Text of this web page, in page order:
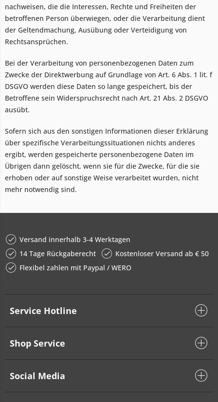
nachweisen, die die Interessen, Rechte und Freiheiten der
betroffenen Person überwiegen, oder die Verarbeitung dient
der Geltendmachung, Ausübung oder Verteidigung von
Rechtsansprüchen.
Bei der Verarbeitung von personenbezogenen Daten zum
Zwecke der Direktwerbung auf Grundlage von Art. 6 Abs. 1 lit. f
DSGVO werden diese Daten so lange gespeichert, bis der
Betroffene sein Widerspruchsrecht nach Art. 21 Abs. 2 DSGVO
ausübt.
Sofern sich aus den sonstigen Informationen dieser Erklärung
über spezifische Verarbeitungssituationen nichts anderes
ergibt, werden gespeicherte personenbezogene Daten im
Übrigen dann gelöscht, wenn sie für die Zwecke, für die sie
erhoben oder auf sonstige Weise verarbeitet wurden, nicht
mehr notwendig sind.
Versand innerhalb 3-4 Werktagen
14 Tage Rückgaberecht
Kostenloser Versand ab € 50
Flexibel zahlen mit Paypal / WERO
Service Hotline
Shop Service
Social Media